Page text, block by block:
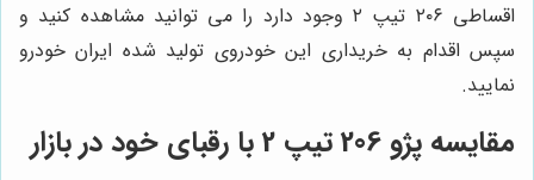
اقساطی ۲۰۶ تیپ ۲ وجود دارد را می توانید مشاهده کنید و
سپس اقدام به خریداری این خودروی تولید شده ایران خودرو
نمایید.
مقایسه پژو 206 تیپ 2 با رقبای خود در بازار